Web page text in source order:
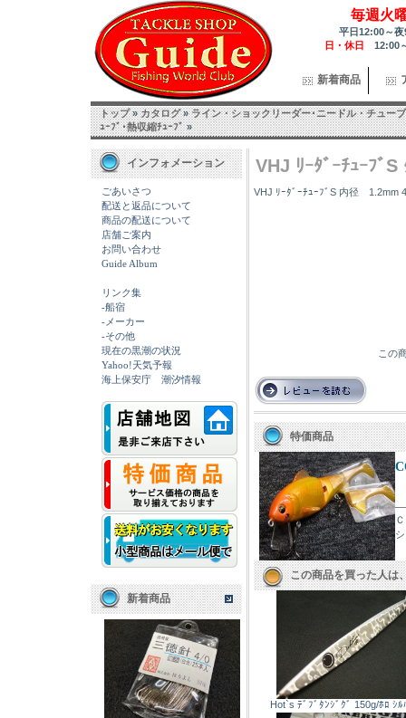
毎週火
平日12:00～
日・休日 12:00
新着商品
トップ»カタログ»ライン・ショックリーダー･ニードル・チューブ
ｭｰﾌﾞ･熱収縮ﾁｭｰﾌﾞ»
インフォメーション
ごあいさつ
配送と返品について
商品の配送について
店舗ご案内
お問い合わせ
Guide Album
リンク集
-船宿
-メーカー
-その他
現在の黒潮の状況
Yahoo!天気予報
海上保安庁 潮汐情報
新着商品
VHJ ﾘｰﾀﾞｰﾁｭｰﾌﾞS
VHJ ﾘｰﾀﾞｰﾁｭｰﾌﾞS 内径 1.2mm
この
特価商品
この商品を買った人は
Hot`s ﾃﾞﾌﾞﾀﾝｼﾞｸﾞ 150g/ﾎﾛ ｼﾙ